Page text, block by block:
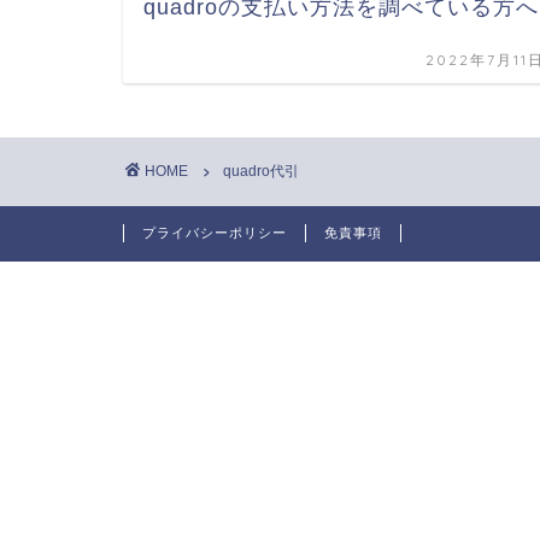
quadroの支払い方法を調べている方へ
2022年7月11
HOME quadro代引
プライバシーポリシー 免責事項